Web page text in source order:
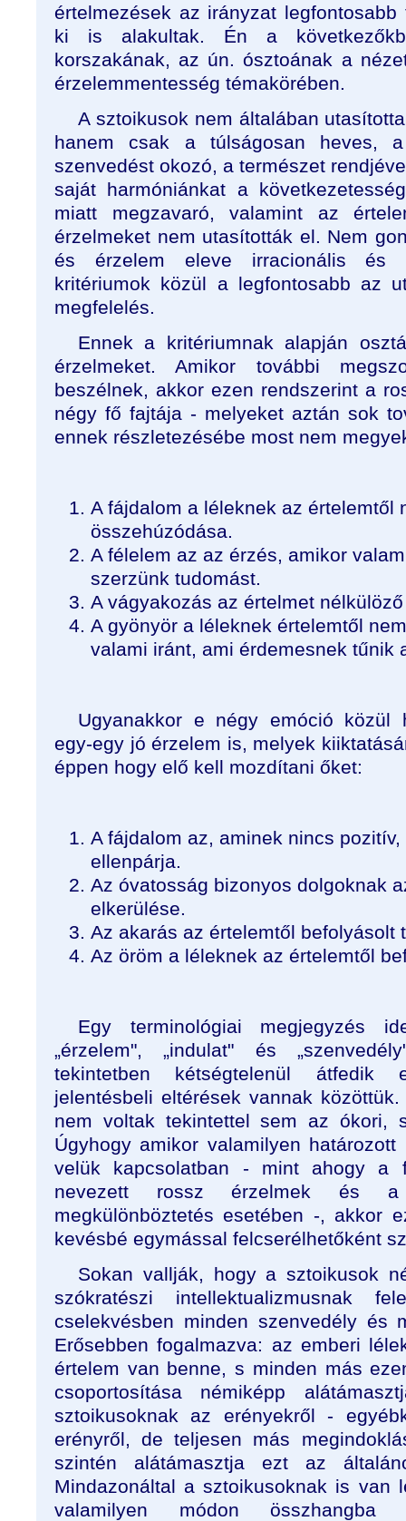
értelmezések az irányzat
ki is alakultak. Én a
korszakának, az ún. ósztoának a
érzelemmentesség témakörében.
A sztoikusok nem általában
hanem csak a túlságosan heves,
szenvedést okozó, a természet
saját harmóniánkat a
miatt megzavaró, valamint az
érzelmeket nem utasították el. Nem
és érzelem eleve irracionális és
kritériumok közül a legfontosabb az
megfelelés.
Ennek a kritériumnak alapján
érzelmeket. Amikor további
beszélnek, akkor ezen rendszerint a
négy fő fajtája - melyeket aztán sok
ennek részletezésébe most nem
A fájdalom a léleknek az értelemtől
összehúzódása.
A félelem az az érzés, amikor
szerzünk tudomást.
A vágyakozás az értelmet
A gyönyör a léleknek értelemtől
valami iránt, ami érdemesnek tűnik
Ugyanakkor e négy emóció közül
egy-egy jó érzelem is, melyek
éppen hogy elő kell mozdítani őket:
A fájdalom az, aminek nincs
ellenpárja.
Az óvatosság bizonyos dolgoknak
elkerülése.
Az akarás az értelemtől befolyásolt
Az öröm a léleknek az értelemtől
Egy terminológiai megjegyzés
„érzelem", „indulat" és
tekintetben kétségtelenül átfedik
jelentésbeli eltérések vannak
nem voltak tekintettel sem az ókori,
Úgyhogy amikor valamilyen
velük kapcsolatban - mint ahogy a
nevezett rossz érzelmek és
megkülönböztetés esetében -, akkor
kevésbé egymással felcserélhetőként
Sokan vallják, hogy a sztoikusok
szókratészi intellektualizmusnak
cselekvésben minden szenvedély és
Erősebben fogalmazva: az emberi
értelem van benne, s minden más
csoportosítása némiképp
sztoikusoknak az erényekről -
erényről, de teljesen más
szintén alátámasztja ezt az
Mindazonáltal a sztoikusoknak is van
valamilyen módon